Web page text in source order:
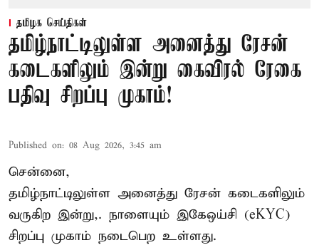
தமிழக செய்திகள்
தமிழ்நாட்டிலுள்ள அனைத்து ரேசன்
கடைகளிலும் இன்று கைவிரல் ரேகை
பதிவு சிறப்பு முகாம்!
Published on: 08 Aug 2026, 3:45 am
சென்னை,
தமிழ்நாட்டிலுள்ள அனைத்து ரேசன் கடைகளிலும்
வருகிற இன்று,. நாளையும் இகேஒய்சி (eKYC)
சிறப்பு முகாம் நடைபெற உள்ளது.